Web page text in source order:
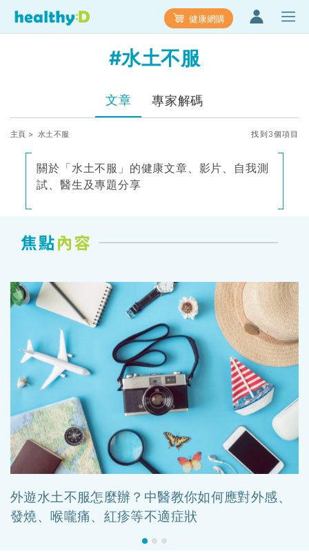
健康網購
#水土不服
文章 專家解碼
主頁 > 水土不服 找到3個項目
關於「水土不服」的健康文章、影片、自我測
試、醫生及專題分享
外遊水土不服怎麼辦？中醫教你如何應對外感、
發燒、喉嚨痛、紅疹等不適症狀